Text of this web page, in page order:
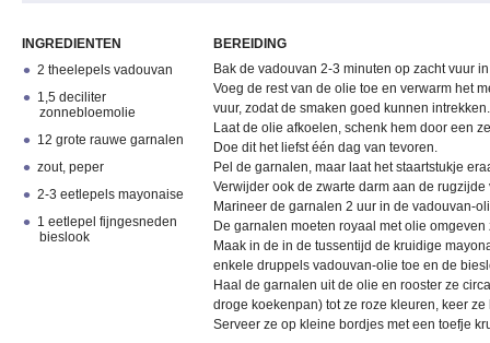
INGREDIENTEN
2 theelepels vadouvan
1,5 deciliter
zonnebloemolie
12 grote rauwe garnalen
zout, peper
2-3 eetlepels mayonaise
1 eetlepel fijngesneden
bieslook
BEREIDING
Bak de vadouvan 2-3 minuten op zacht vuur
Voeg de rest van de olie toe en verwarm het
vuur, zodat de smaken goed kunnen intrekken.
Laat de olie afkoelen, schenk hem door een
Doe dit het liefst één dag van tevoren.
Pel de garnalen, maar laat het staartstukje
Verwijder ook de zwarte darm aan de
Marineer de garnalen 2 uur in de vadouvan-
De garnalen moeten royaal met olie
Maak in de in de tussentijd de kruidige
enkele druppels vadouvan-olie toe en de
Haal de garnalen uit de olie en rooster ze
droge koekenpan) tot ze roze kleuren, keer
Serveer ze op kleine bordjes met een toefje